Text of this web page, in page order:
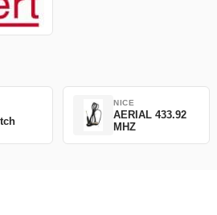
NICE
AERIAL 433.92
MHZ